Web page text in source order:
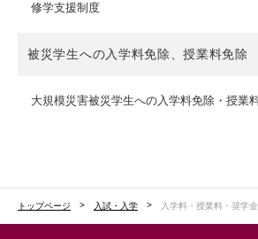
修学支援制度
被災学生への入学料免除、授業料免除
大規模災害被災学生への入学料免除・授業
トップページ 入試・入学 入学料・授業料・奨学金